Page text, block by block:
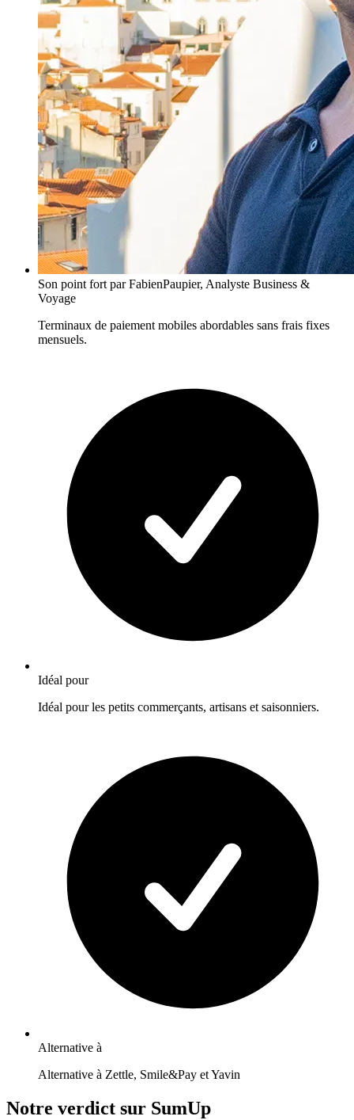
Son point fort par FabienPaupier, Analyste Business &
Voyage
Terminaux de paiement mobiles abordables sans frais fixes
mensuels.
Idéal pour
Idéal pour les petits commerçants, artisans et saisonniers.
Alternative à
Alternative à Zettle, Smile&Pay et Yavin
Notre verdict sur SumUp